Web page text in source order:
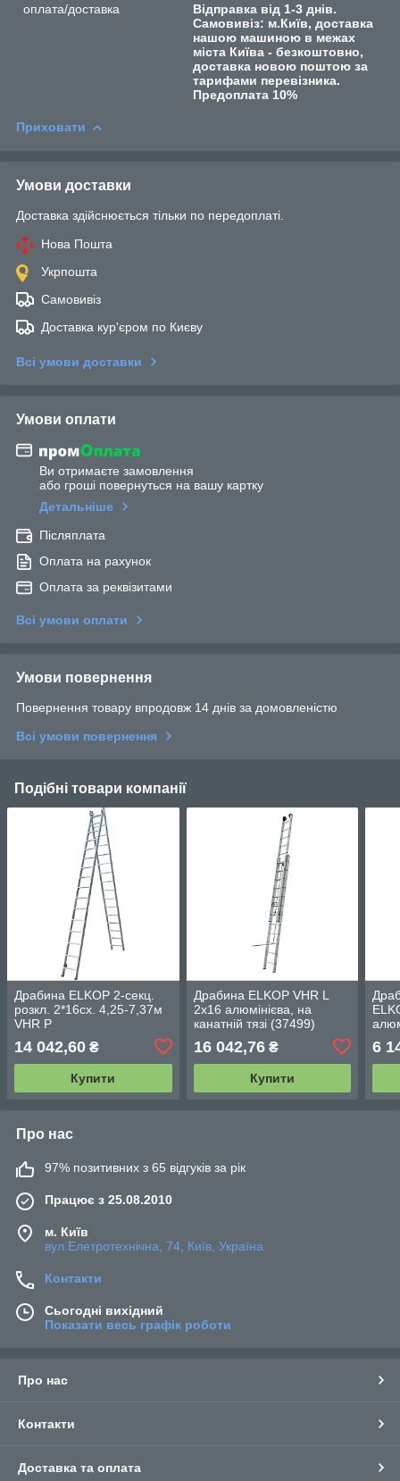
оплата/доставка
Відправка від 1-3 днів.
Самовивіз: м.Київ, доставка
нашою машиною в межах
міста Київа - безкоштовно,
доставка новою поштою за
тарифами перевізника.
Предоплата 10%
Приховати
Умови доставки
Доставка здійснюється тільки по передоплаті.
Нова Пошта
Укрпошта
Самовивіз
Доставка кур'єром по Києву
Всі умови доставки
Умови оплати
Ви отримаєте замовлення
або гроші повернуться на вашу картку
Детальніше
Післяплата
Оплата на рахунок
Оплата за реквізитами
Всі умови оплати
Умови повернення
Повернення товару впродовж 14 днів за домовленістю
Всі умови повернення
Подібні товари компанії
Драбина ELKOP 2-секц.
розкл. 2*16сх. 4,25-7,37м
VHR Р
14 042,60 ₴
Купити
Драбина ELKOP VHR L
2x16 алюмінієва, на
канатній тязі (37499)
16 042,76₴
Купити
6
Про нас
97% позитивних з 65 відгуків за рік
Працює з 25.08.2010
м. Київ
вул.Елетротехнічна, 74, Київ, Україна
Контакти
Сьогодні вихідний
Показати весь графік роботи
Про нас
Контакти
Доставка та оплата